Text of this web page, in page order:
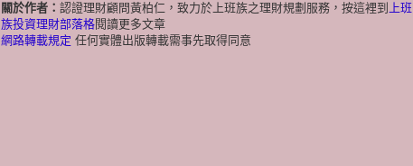
關於作者： 認證理財顧問黃柏仁，致力於上班族之理財規劃服務，按這裡到 上班
族投資理財部落格閱讀更多文章
網路轉載規定 任何實體出版轉載需事先取得同意